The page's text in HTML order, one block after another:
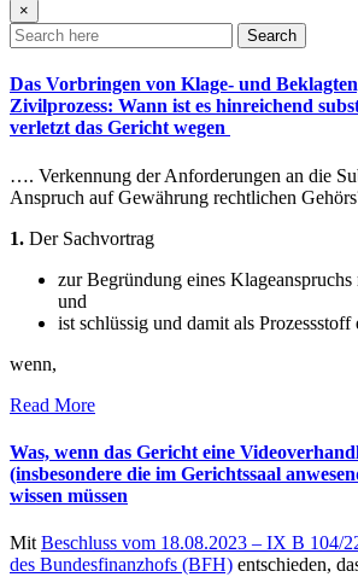
×
Search
Das Vorbringen von Klage- und
Zivilprozess: Wann ist es hinreichend
verletzt das Gericht wegen
…. Verkennung der Anforderungen an die
Anspruch auf Gewährung rechtlichen
1. Der Sachvortrag
zur Begründung eines Klageanspruchs
und
ist schlüssig und damit als Prozessstoff
wenn,
Read More
Was, wenn das Gericht eine
(insbesondere die im Gerichtssaal
wissen müssen
Mit Beschluss vom 18.08.2023 – IX B 104/
des Bundesfinanzhofs (BFH) entschieden,